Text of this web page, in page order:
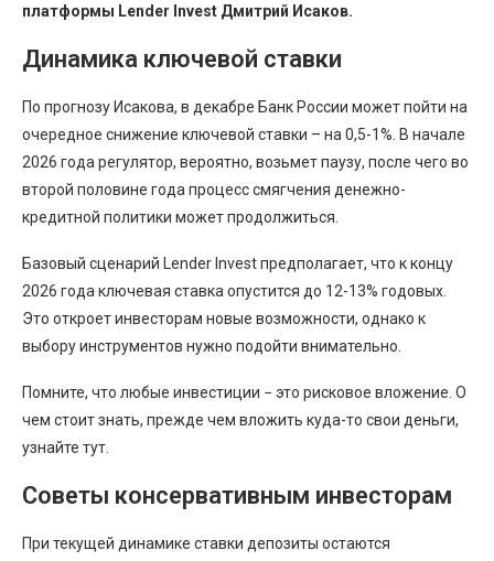
платформы Lender Invest Дмитрий Исаков.
Динамика ключевой ставки
По прогнозу Исакова, в декабре Банк России может пойти на
очередное снижение ключевой ставки – на 0,5-1%. В начале
2026 года регулятор, вероятно, возьмет паузу, после чего во
второй половине года процесс смягчения денежно-
кредитной политики может продолжиться.
Базовый сценарий Lender Invest предполагает, что к концу
2026 года ключевая ставка опустится до 12-13% годовых.
Это откроет инвесторам новые возможности, однако к
выбору инструментов нужно подойти внимательно.
Помните, что любые инвестиции − это рисковое вложение. О
чем стоит знать, прежде чем вложить куда-то свои деньги,
узнайте тут.
Советы консервативным инвесторам
При текущей динамике ставки депозиты остаются